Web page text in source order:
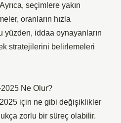
seçimlere yakın
oranların hızla
iddaa oynayanların
stratejilerini belirlemeleri
Ne Olur?
için ne gibi değişiklikler
zorlu bir süreç olabilir.